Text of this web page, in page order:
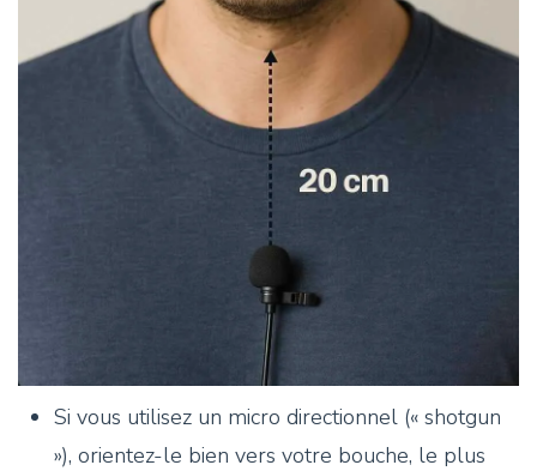
Si vous utilisez un micro directionnel (« shotgun
»), orientez-le bien vers votre bouche, le plus